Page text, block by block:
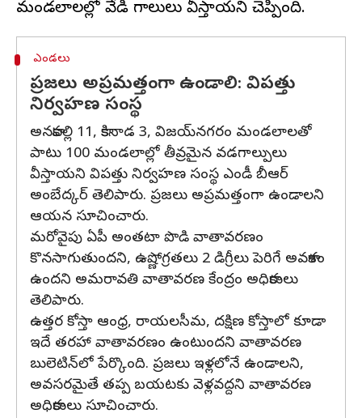
ఎండలు
ప్రజలు అప్రమత్తంగా ఉండాలి: విపత్తు
నిర్వహణ సంస్థ
అనకాపల్లి 11, కాకినాడ 3, విజయ్‌నగరం మండలాలతో
పాటు 100 మండలాల్లో తీవ్రమైన వడగాల్పులు
వీస్తాయని విపత్తు నిర్వహణ సంస్థ ఎండీ బీఆర్
అంబేద్కర్ తెలిపారు. ప్రజలు అప్రమత్తంగా ఉండాలని
ఆయన సూచించారు.
మరోవైపు ఏపీ అంతటా పొడి వాతావరణం
కొనసాగుతుందని, ఉష్ణోగ్రతలు 2 డిగ్రీలు పెరిగే అవకాశం
ఉందని అమరావతి వాతావరణ కేంద్రం అధికారులు
తెలిపారు.
ఉత్తర కోస్తా ఆంధ్ర, రాయలసీమ, దక్షిణ కోస్తాలో కూడా
ఇదే తరహా వాతావరణం ఉంటుందని వాతావరణ
బులెటిన్‌లో పేర్కొంది. ప్రజలు ఇళ్లలోనే ఉండాలని,
అవసరమైతే తప్ప బయటకు వెళ్లవద్దని వాతావరణ
అధికారులు సూచించారు.